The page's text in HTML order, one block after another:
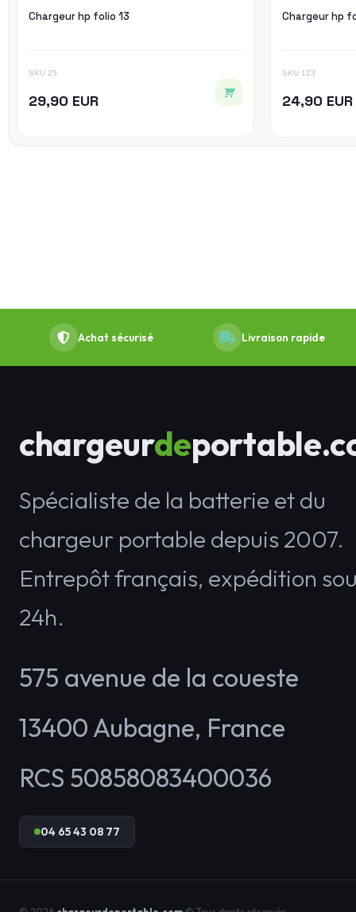
Chargeur hp folio 13
SKU 25
29,90 EUR
SKU 123
24,90 EUR
Achat sécurisé Livraison rapide
chargeurde
Spécialiste de la batterie et du
chargeur portable depuis 2007.
Entrepôt français, expédition
24h.
575 avenue de la coueste
13400 Aubagne, France
RCS 50858083400036
04 65 43 08 77